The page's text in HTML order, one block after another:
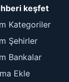
keşfet
Kategoriler
Şehirler
Bankalar
Ekle